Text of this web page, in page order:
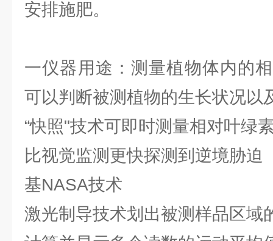
安排施肥。
一仪器用途：测量植物体内的
可以判断被测植物的生长状况以
“快照"技术可即时测量相对叶绿
比视觉监测更快探测到逆境胁迫
基NASA技术
激光制导技术划出被测样品区域